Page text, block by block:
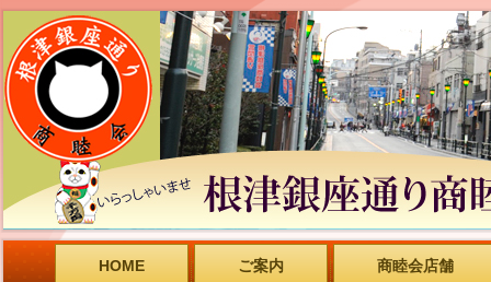
HOME ご案内 商睦会店舗